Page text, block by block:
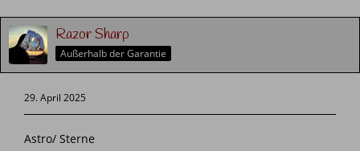
Razor Sharp
Außerhalb der Garantie
29. April 2025
Astro/ Sterne